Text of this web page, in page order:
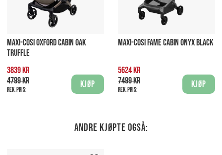
MAXI-COSI OXFORD CABIN OAK
TRUFFLE
3839 kr
4799 kr
Rek. pris:
Kjøp
MAXI-COSI FAME CABIN ONYX BLACK
5624 kr
7499 kr
Rek. pris:
Kjøp
Andre kjøpte også: